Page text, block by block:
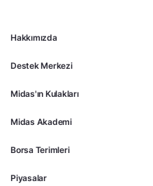
Hakkımızda
Destek Merkezi
Midas'ın Kulakları
Midas Akademi
Borsa Terimleri
Piyasalar